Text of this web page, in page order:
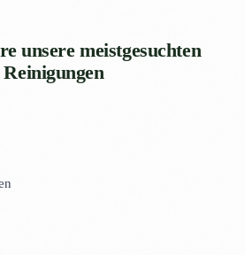
unsere meistgesuchten
Reinigungen